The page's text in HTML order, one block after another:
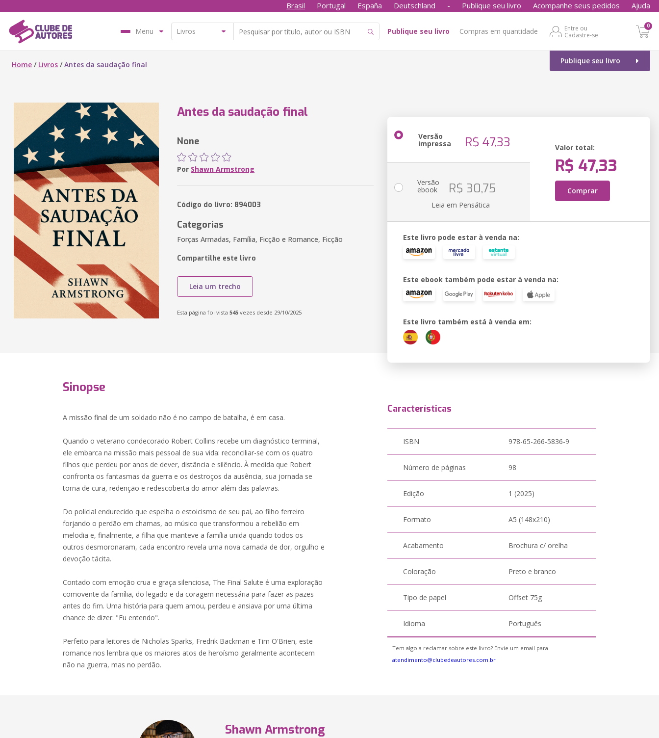
Brasil Portugal España Deutschland - Publique seu livro Acompanhe seus pedidos Ajuda
Menu Publique seu livro Compras em quantidade
Entre ou
Cadastre-se
0
Publique seu livro
Home / Livros /Antes da saudação final
Antes da saudação final
None
Por Shawn Armstrong
Código do livro: 894003
Categorias
Forças Armadas, Família, Ficção e Romance, Ficção
Compartilhe este livro
Leia um trecho
Esta página foi vista 545 vezes desde 29/10/2025
Versão
impressa R$ 47,33 Valor total:
R$ 47,33
Comprar
Versão
ebook R$ 30,75
Leia em Pensática
Este livro pode estar à venda na:
Este ebook também pode estar à venda na:
Este livro também está à venda em:
Sinopse
A missão final de um soldado não é no campo de batalha, é em casa.
Quando o veterano condecorado Robert Collins recebe um diagnóstico terminal,
ele embarca na missão mais pessoal de sua vida: reconciliar-se com os quatro
filhos que perdeu por anos de dever, distância e silêncio. À medida que Robert
confronta os fantasmas da guerra e os destroços da ausência, sua jornada se
torna de cura, redenção e redescoberta do amor além das palavras.
Do policial endurecido que espelha o estoicismo de seu pai, ao filho ferreiro
forjando o perdão em chamas, ao músico que transformou a rebelião em
melodia e, finalmente, a filha que manteve a família unida quando todos os
outros desmoronaram, cada encontro revela uma nova camada de dor, orgulho e
devoção tácita.
Contado com emoção crua e graça silenciosa, The Final Salute é uma exploração
comovente da família, do legado e da coragem necessária para fazer as pazes
antes do fim. Uma história para quem amou, perdeu e ansiava por uma última
chance de dizer: "Eu entendo".
Perfeito para leitores de Nicholas Sparks, Fredrik Backman e Tim O'Brien, este
romance nos lembra que os maiores atos de heroísmo geralmente acontecem
não na guerra, mas no perdão.
Características
ISBN 978-65-266-5836-9
Número de páginas 98
Edição 1 (2025)
Formato A5 (148x210)
Acabamento Brochura c/ orelha
Coloração Preto e branco
Tipo de papel Offset 75g
Idioma Português
Tem algo a reclamar sobre este livro? Envie um email para
atendimento@clubedeautores.com.br
Shawn Armstrong